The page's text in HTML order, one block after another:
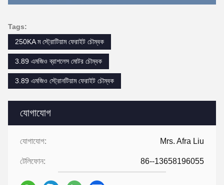
যোগাযোগ
যোগাযোগ: Mrs. Afra Liu
টেলিফোন: 86--13658196055
Tags:
250KA ম স্ট্রোটিয়াম ফেরাইট চৌম্বক
3.89 এমজিও ব্রাশলেস মোটর চৌম্বক
3.89 এমজিও স্ট্রোনটিয়াম ফেরাইট চৌম্বক